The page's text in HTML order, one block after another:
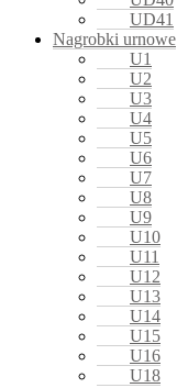
UD41
Nagrobki urnowe
U1
U2
U3
U4
U5
U6
U7
U8
U9
U10
U11
U12
U13
U14
U15
U16
U18